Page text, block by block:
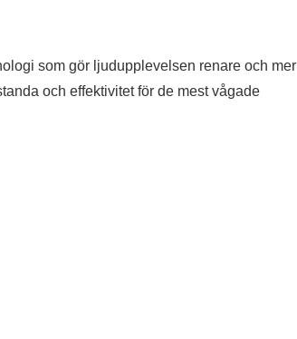
som gör ljudupplevelsen renare och mer
och effektivitet för de mest vågade